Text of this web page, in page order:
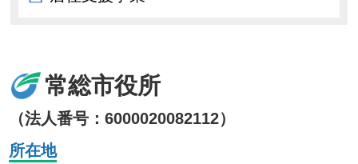
常総市役所
（法人番号：6000020082112）
所在地